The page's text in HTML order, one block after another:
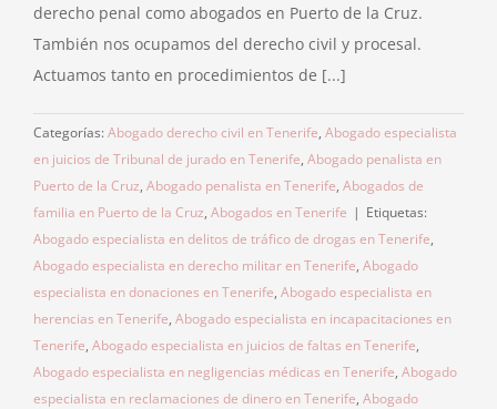
derecho penal como abogados en Puerto de la Cruz.
También nos ocupamos del derecho civil y procesal.
Actuamos tanto en procedimientos de [...]
Categorías: Abogado derecho civil en Tenerife, Abogado especialista
en juicios de Tribunal de jurado en Tenerife, Abogado penalista en
Puerto de la Cruz, Abogado penalista en Tenerife, Abogados de
familia en Puerto de la Cruz, Abogados en Tenerife | Etiquetas:
Abogado especialista en delitos de tráfico de drogas en Tenerife,
Abogado especialista en derecho militar en Tenerife, Abogado
especialista en donaciones en Tenerife, Abogado especialista en
herencias en Tenerife, Abogado especialista en incapacitaciones en
Tenerife, Abogado especialista en juicios de faltas en Tenerife,
Abogado especialista en negligencias médicas en Tenerife, Abogado
especialista en reclamaciones de dinero en Tenerife, Abogado